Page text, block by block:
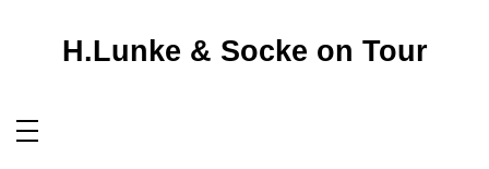
H.Lunke & Socke on Tour